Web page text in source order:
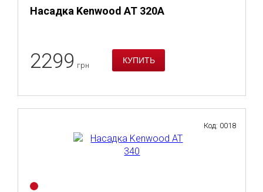
Насадка Kenwood AT 320A
2299 грн
Код: 0018